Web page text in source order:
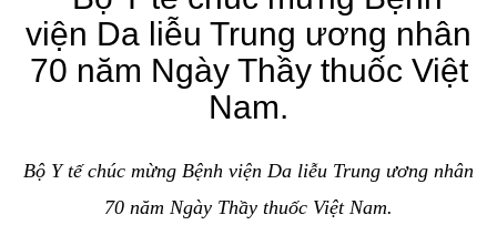
Bộ Y tế chúc mừng Bệnh viện Da liễu Trung ương nhân
70 năm Ngày Thầy thuốc Việt Nam.